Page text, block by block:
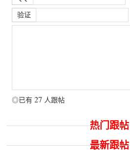
验证
◎已有 27 人跟帖
热门跟帖
最新跟帖